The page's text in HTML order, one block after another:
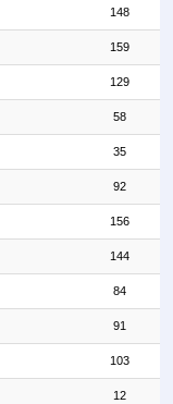
148
159
129
58
35
92
156
144
84
91
103
12